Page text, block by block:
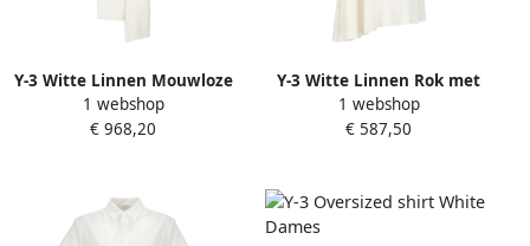
Y-3 Witte Linnen Mouwloze
Jurk White Dames
1 webshop
€ 968,20
Y-3 Witte Linnen Rok met
Zak White Dames
1 webshop
€ 587,50